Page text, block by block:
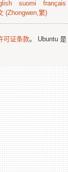
suomi français
(Zhongwen,繁)
可证条款。 Ubuntu